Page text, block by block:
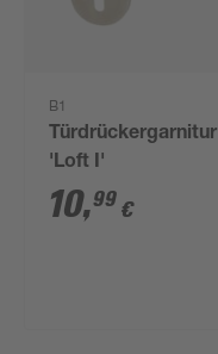
B1
Türdrückergarnitur
'Loft I'
10,99 €